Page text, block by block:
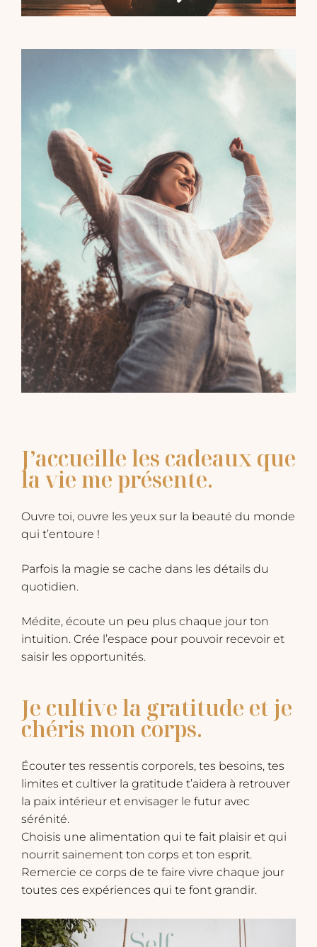
J’accueille les cadeaux que
la vie me présente.
​Ouvre toi, ouvre les yeux sur la beauté du monde
qui t’entoure !
Parfois la magie se cache dans les détails du
quotidien.
​Médite, écoute un peu plus chaque jour ton
intuition. Crée l’espace pour pouvoir recevoir et
saisir les opportunités.
​Je cultive la gratitude et je
chéris mon corps.
Écouter tes ressentis corporels, tes besoins, tes
limites et cultiver la gratitude t’aidera à retrouver
la paix intérieur et envisager le futur avec
sérénité.
​Choisis une alimentation qui te fait plaisir et qui
nourrit sainement ton corps et ton esprit.
Remercie ce corps de te faire vivre chaque jour
toutes ces expériences qui te font grandir.